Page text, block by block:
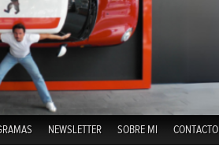
Skip to content
NEWSLETTER SOBRE MI CONTACTO